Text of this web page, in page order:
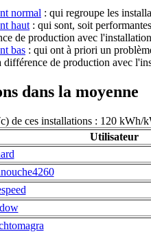
normal : qui regroupe les
haut : qui sont, soit
de production avec
bas : qui ont à priori un
différence de production avec
dans la moyenne
de ces installations : 120 kWh/
Utilisateur